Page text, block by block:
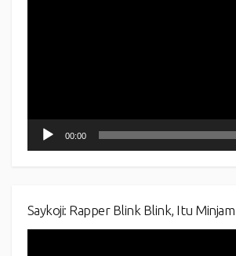
00:00
Saykoji: Rapper Blink Blink, Itu